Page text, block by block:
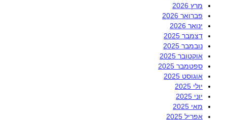
מרץ 2026
פברואר 2026
ינואר 2026
דצמבר 2025
נובמבר 2025
אוקטובר 2025
ספטמבר 2025
אוגוסט 2025
יולי 2025
יוני 2025
מאי 2025
אפריל 2025